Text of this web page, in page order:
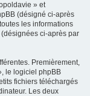
» et
(désigné ci-après
les informations
ci-après par
Premièrement,
le logiciel phpBB
fichiers téléchargés
Les deux